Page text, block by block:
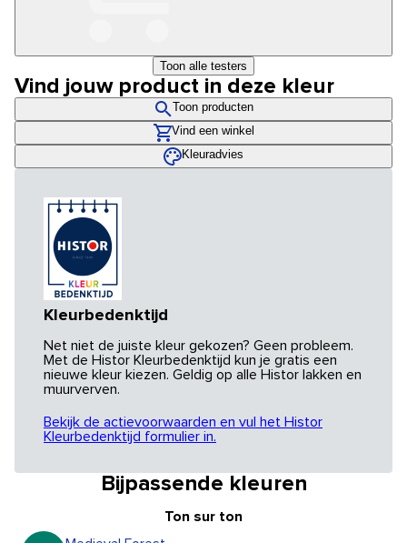
Toon alle testers
Vind jouw product in deze kleur
Toon producten
Vind een winkel
Kleuradvies
Kleurbedenktijd
Net niet de juiste kleur gekozen? Geen probleem.
Met de Histor Kleurbedenktijd kun je gratis een
nieuwe kleur kiezen. Geldig op alle Histor lakken en
muurverven.
Bekijk de actievoorwaarden en vul het Histor
Kleurbedenktijd formulier in.
Bijpassende kleuren
Ton sur ton